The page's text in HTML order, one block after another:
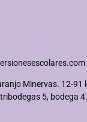
Minervas. 12-91
5, bodega